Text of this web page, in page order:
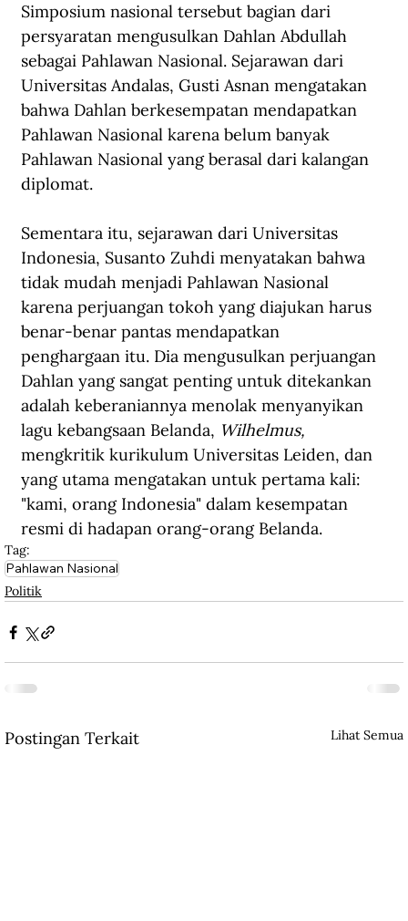
Simposium nasional tersebut bagian dari
persyaratan mengusulkan Dahlan Abdullah
sebagai Pahlawan Nasional. Sejarawan dari
Universitas Andalas, Gusti Asnan mengatakan
bahwa Dahlan berkesempatan mendapatkan
Pahlawan Nasional karena belum banyak
Pahlawan Nasional yang berasal dari kalangan
diplomat.
Sementara itu, sejarawan dari Universitas
Indonesia, Susanto Zuhdi menyatakan bahwa
tidak mudah menjadi Pahlawan Nasional
karena perjuangan tokoh yang diajukan harus
benar-benar pantas mendapatkan
penghargaan itu. Dia mengusulkan perjuangan
Dahlan yang sangat penting untuk ditekankan
adalah keberaniannya menolak menyanyikan
lagu kebangsaan Belanda, Wilhelmus,
mengkritik kurikulum Universitas Leiden, dan
yang utama mengatakan untuk pertama kali:
"kami, orang Indonesia" dalam kesempatan
resmi di hadapan orang-orang Belanda.
Tag:
Pahlawan Nasional
Politik
Postingan Terkait Lihat Semua